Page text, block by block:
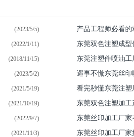
(2023/5/5) 产品工程师必看
(2022/1/11) 东莞双色注塑成
(2018/11/15) 东莞注塑件喷油​
(2023/5/2) 遇事不慌东莞丝
(2021/5/19) 看完秒懂东莞注
(2021/10/19) 东莞双色注塑加
(2022/9/7) 东莞丝印加工厂
(2021/11/3) 东莞丝印加工厂